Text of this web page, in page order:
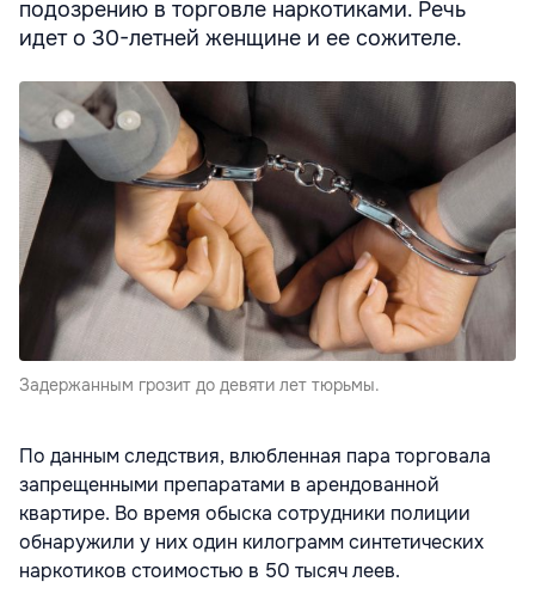
подозрению в торговле наркотиками. Речь
идет о 30-летней женщине и ее сожителе.
Задержанным грозит до девяти лет тюрьмы.
По данным следствия, влюбленная пара торговала
запрещенными препаратами в арендованной
квартире. Во время обыска сотрудники полиции
обнаружили у них один килограмм синтетических
наркотиков стоимостью в 50 тысяч леев.